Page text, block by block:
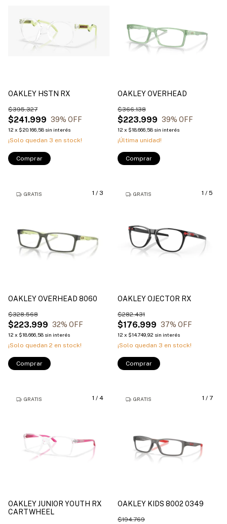
OAKLEY HSTN RX
$241.999
$395.327
39% OFF
12 x $20.166,58 sin interés
¡Solo quedan 3 en stock!
Comprar
OAKLEY OVERHEAD
$223.999
$366.138
39% OFF
12 x $18.666,58 sin interés
¡Última unidad!
Comprar
1 / 3
GRATIS
OAKLEY OVERHEAD 8060
$223.999
$328.568
32% OFF
12 x $18.666,58 sin interés
¡Solo quedan 2 en stock!
Comprar
1 / 5
GRATIS
OAKLEY OJECTOR RX
$176.999
$282.431
37% OFF
12 x $14.749,92 sin interés
¡Solo quedan 3 en stock!
Comprar
1 / 4
GRATIS
OAKLEY JUNIOR YOUTH RX
CARTWHEEL
1 / 7
GRATIS
OAKLEY KIDS 8002 0349
$194.769